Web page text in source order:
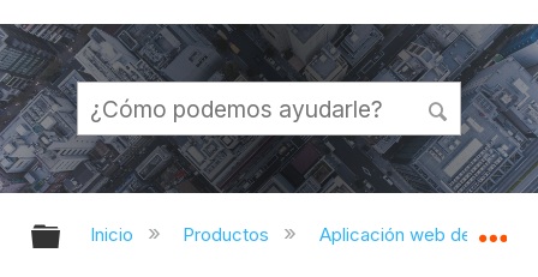
Expandir/contraer jerarquía global
Inicio Productos Aplicación web de